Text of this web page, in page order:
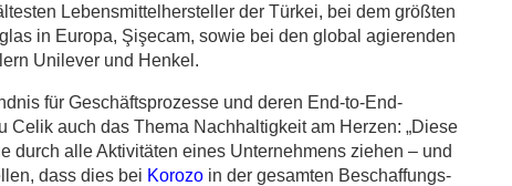
Lebensmittelhersteller der Türkei, bei dem größten
in Europa, Şişecam, sowie bei den global agierenden
Unilever und Henkel.
für Geschäftsprozesse und deren End-to-End-
Celik auch das Thema Nachhaltigkeit am Herzen: „Diese
durch alle Aktivitäten eines Unternehmens ziehen – und
dass dies bei Korozoin der gesamten Beschaffungs-